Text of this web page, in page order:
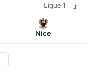
Ligue 1
Nice